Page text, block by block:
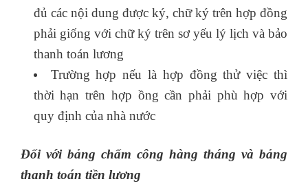
đủ các nội dung được ký, chữ ký trên hợp đồng
phải giống với chữ ký trên sơ yếu lý lịch và bảo
thanh toán lương
Trường hợp nếu là hợp đồng thử việc thì
thời hạn trên hợp ồng cần phải phù hợp với
quy định của nhà nước
Đối với bảng chấm công hàng tháng và bảng
thanh toán tiền lương